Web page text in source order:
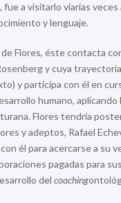
fue a visitarlo viarias veces
y lenguaje.
Flores, éste contacta
y cuya
y participa con él en
humano,
Flores tendría
y adeptos, Rafael
él para acercarse a su
pagadas para
del coaching